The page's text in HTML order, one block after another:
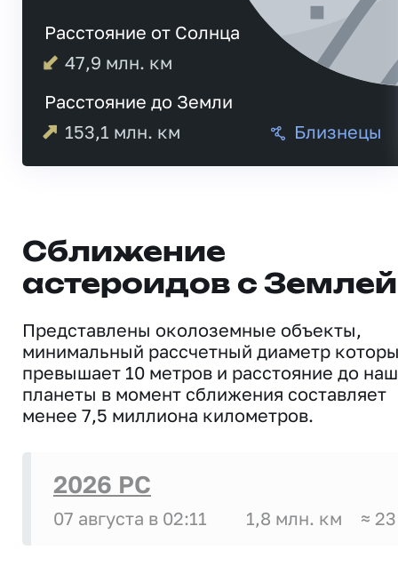
Расстояние от Солнца
47,9 млн. км
Расстояние до Земли
153,1 млн. км Близнецы
Сближение
астероидов с Землей
Представлены околоземные объекты,
минимальный рассчетный диаметр
превышает 10 метров и расстояние до
планеты в момент сближения составляет
менее 7,5 миллиона километров.
2026 PC
07 августа в 02:11 1,8 млн. км ≈